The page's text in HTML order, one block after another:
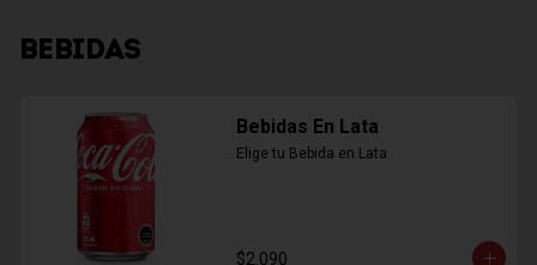
BEBIDAS
Bebidas En Lata
Elige tu Bebida en Lata
$2.090